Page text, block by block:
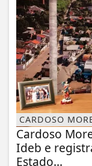
CARDOSO
Cardoso
Ideb e
Estado...